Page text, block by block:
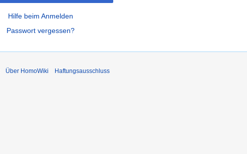
Hilfe beim Anmelden
Passwort vergessen?
Über HomoWiki Haftungsausschluss